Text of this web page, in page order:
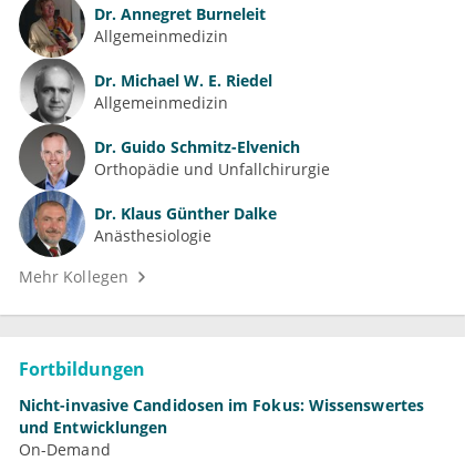
Dr. Annegret Burneleit
Allgemeinmedizin
Dr. Michael W. E. Riedel
Allgemeinmedizin
Dr. Guido Schmitz-Elvenich
Orthopädie und Unfallchirurgie
Dr. Klaus Günther Dalke
Anästhesiologie
Mehr Kollegen
Fortbildungen
Nicht-invasive Candidosen im Fokus: Wissenswertes
und Entwicklungen
On-Demand